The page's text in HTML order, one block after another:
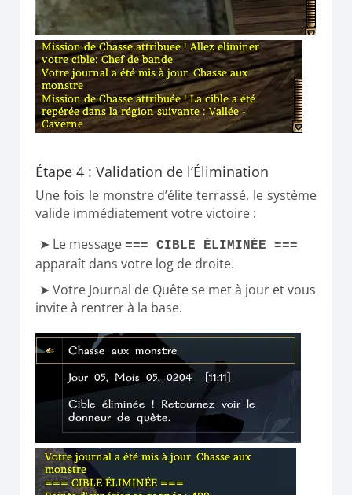
Étape 4 : Validation de l’Élimination
Une fois le monstre d’élite terrassé, le système
valide immédiatement votre victoire :
Le message === CIBLE ÉLIMINÉE ===
apparaît dans votre log de droite.
Votre Journal de Quête se met à jour et vous
invite à rentrer à la base.